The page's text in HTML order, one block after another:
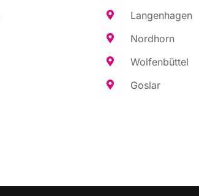
Lan­gen­ha­gen
Nord­horn
Wol­fen­büt­tel
Gos­lar